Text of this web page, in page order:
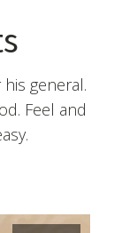
general.
Feel and